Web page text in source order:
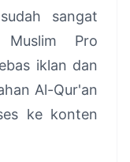
sangat
Muslim Pro
iklan dan
Al-Qur'an
ke konten